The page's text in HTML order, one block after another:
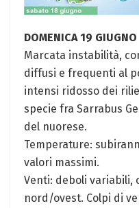
DOMENICA 19 GIUGNO
Marcata instabilità,
diffusi e frequenti al
intensi ridosso dei
specie fra Sarrabus
del nuorese.
Temperature:
valori massimi.
Venti: deboli variabili,
nord/ovest. Colpi di